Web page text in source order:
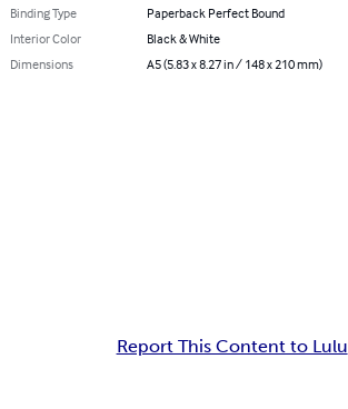
Binding Type
Paperback Perfect Bound
Interior Color
Black & White
Dimensions
A5 (5.83 x 8.27 in / 148 x 210 mm)
Report This Content to Lulu